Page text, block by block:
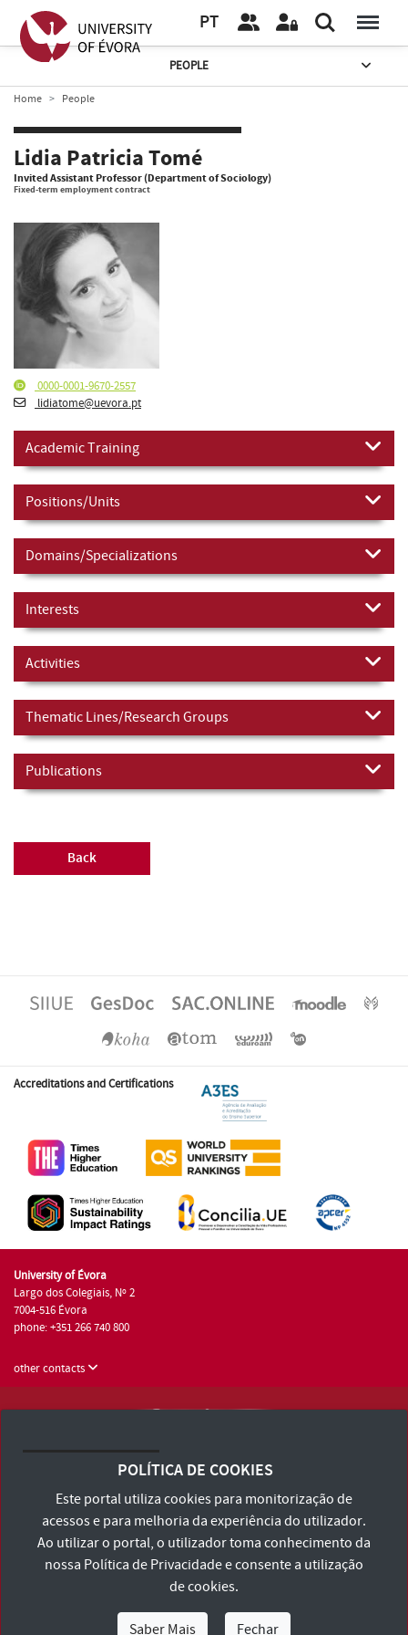
PT
PEOPLE
Home People
Lidia Patricia Tomé
Invited Assistant Professor (Department of Sociology)
Fixed-term employment contract
0000-0001-9670-2557
lidiatome@uevora.pt
Academic Training
Positions/Units
Domains/Specializations
Interests
Activities
Thematic Lines/Research Groups
Publications
Back
Accreditations and Certifications
University of Évora
Largo dos Colegiais, Nº 2
7004-516 Évora
phone: +351 266 740 800
other contacts
Terms and Conditions and Privacy Policy
Accessibility Statement
POLÍTICA DE COOKIES
Este portal utiliza cookies para monitorização de
acessos e para melhoria da experiência do utilizador.
Ao utilizar o portal, o utilizador toma conhecimento da
nossa Política de Privacidadee consente a utilização
de cookies.
Saber Mais Fechar